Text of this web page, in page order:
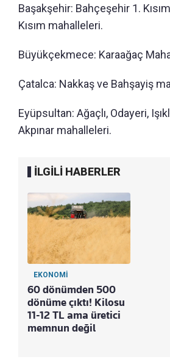
Başakşehir: Bahçeşehir 1.
Kısım mahalleleri.
Büyükçekmece: Karaağaç
Çatalca: Nakkaş ve Bahşayiş
Eyüpsultan: Ağaçlı, Odayeri,
Akpınar mahalleleri.
İLGİLİ HABERLER
EKONOMİ
60 dönümden 500
dönüme çıktı! Kilosu
11-12 TL ama üretici
memnun değil